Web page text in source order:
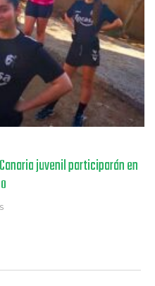
juvenil participarán en